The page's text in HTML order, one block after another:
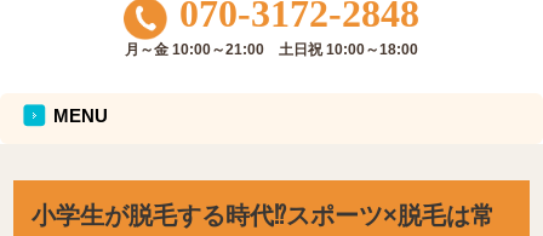
070-3172-2848
月～金 10:00～21:00 土日祝 10:00～18:00
MENU
小学生が脱毛する時代⁉スポーツ×脱毛は常